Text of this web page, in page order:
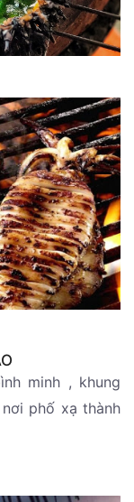
minh , khung
phố xạ thành